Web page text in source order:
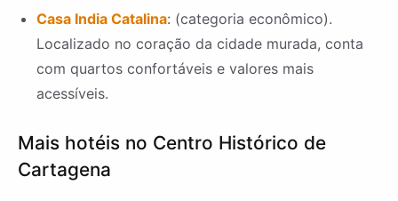
Casa India Catalina: (categoria econômico).
Localizado no coração da cidade murada, conta
com quartos confortáveis e valores mais
acessíveis.
Mais hotéis no Centro Histórico de
Cartagena